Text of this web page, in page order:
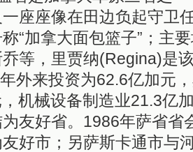
座座像在田边负起守卫
“加拿大面包篮子”；主
等，里贾纳(Regina)是
来投资为62.6亿加元，
机械设备制造业21.3亿
友好省。1986年萨省省
好市；另萨斯卡通市与